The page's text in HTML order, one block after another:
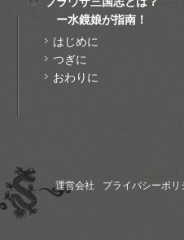
ー水鏡娘が指南！
はじめに
つぎに
おわりに
運営会社 プライバシーポリ